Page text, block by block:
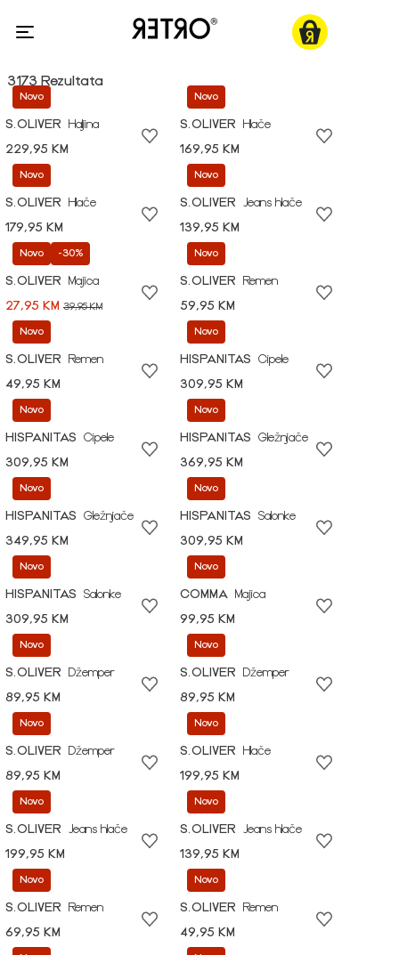
3173 Rezultata
Novo
S.OLIVER
Haljina
229,95 KM
Novo
S.OLIVER
Hlače
169,95 KM
Novo
S.OLIVER
Hlače
179,95 KM
Novo
S.OLIVER
Jeans hlače
139,95 KM
Novo -30%
S.OLIVER
Majica
27,95 KM 39,95 KM
Novo
S.OLIVER
Remen
59,95 KM
Novo
S.OLIVER
Remen
49,95 KM
Novo
HISPANITAS
Cipele
309,95 KM
Novo
HISPANITAS
Cipele
309,95 KM
Novo
HISPANITAS
Gležnjače
369,95 KM
Novo
HISPANITAS
Gležnjače
349,95 KM
Novo
HISPANITAS
Salonke
309,95 KM
Novo
HISPANITAS
Salonke
309,95 KM
Novo
COMMA
Majica
99,95 KM
Novo
S.OLIVER
Džemper
89,95 KM
Novo
S.OLIVER
Džemper
89,95 KM
Novo
S.OLIVER
Džemper
89,95 KM
Novo
S.OLIVER
Hlače
199,95 KM
Novo
S.OLIVER
Jeans hlače
199,95 KM
Novo
S.OLIVER
Jeans hlače
139,95 KM
Novo
S.OLIVER
Remen
69,95 KM
Novo
S.OLIVER
Remen
49,95 KM